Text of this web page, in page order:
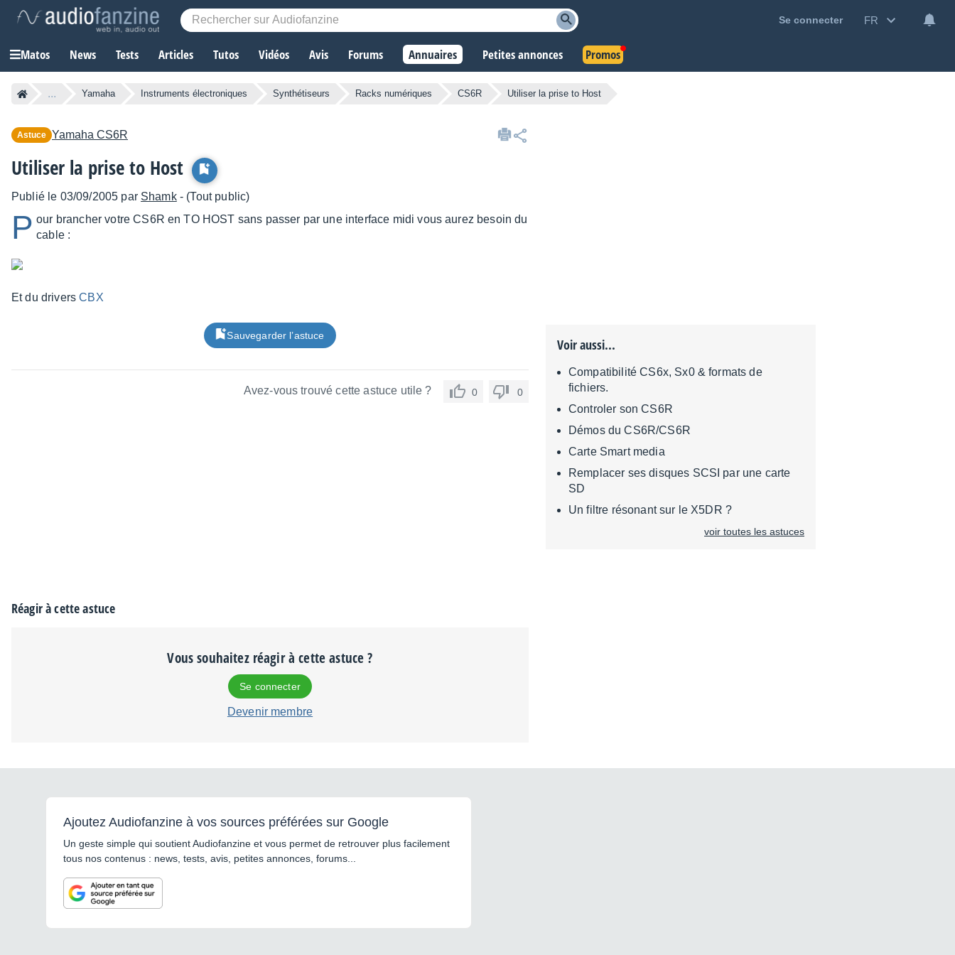
Se connecter FR
Matos News Tests Articles Tutos Vidéos Avis Forums Annuaires Petites annonces Promos
... Yamaha Instruments électroniques Synthétiseurs Racks numériques CS6R Utiliser la prise to Host
Astuce Yamaha CS6R
Utiliser la prise to Host
Publié le 03/09/2005 par Shamk- (Tout public)
P our brancher votre CS6R en TO HOST sans passer par une interface midi vous aurez besoin du
cable :
Et du driversCBX
Sauvegarder l’astuce
Avez-vous trouvé cette astuce utile ? 0 0
Réagir à cette astuce
Vous souhaitez réagir à cette astuce ?
Se connecter
Devenir membre
Voir aussi...
Compatibilité CS6x, Sx0 & formats de
fichiers.
Controler son CS6R
Démos du CS6R/CS6R
Carte Smart media
Remplacer ses disques SCSI par une carte
SD
Un filtre résonant sur le X5DR ?
voir toutes les astuces
Ajoutez Audiofanzine à vos sources préférées sur Google
Un geste simple qui soutient Audiofanzine et vous permet de retrouver plus facilement
tous nos contenus : news, tests, avis, petites annonces, forums...